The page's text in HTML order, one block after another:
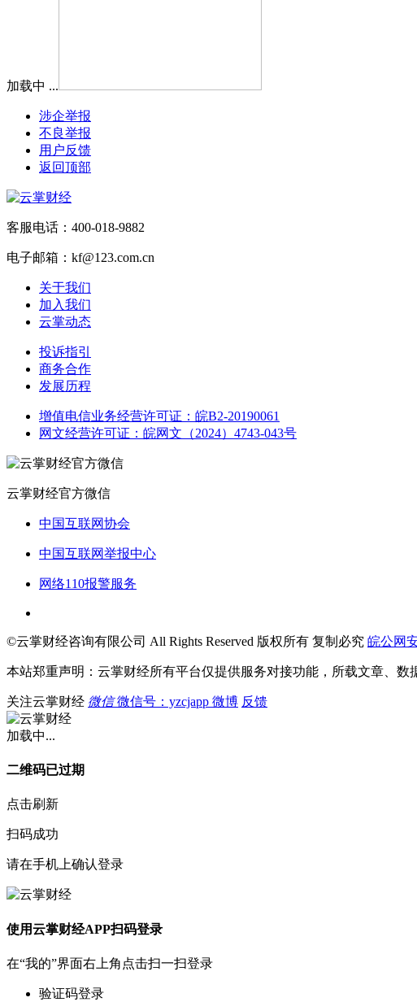
加载中 ...
涉企举报
不良举报
用户反馈
返回顶部
客服电话：400-018-9882
电子邮箱：kf@123.com.cn
关于我们
加入我们
云掌动态
投诉指引
商务合作
发展历程
增值电信业务经营许可证：皖B2-20190061
网文经营许可证：皖网文（2024）4743-043号
云掌财经官方微信
中国互联网协会
中国互联网举报中心
网络110报警服务
©云掌财经咨询有限公司 All Rights Reserved 版权所有 复制必究 皖公网
本站郑重声明：云掌财经所有平台仅提供服务对接功能，所载文章、
关注云掌财经 微信 微信号：yzcjapp 微博 反馈
加载中...
二维码已过期
点击刷新
扫码成功
请在手机上确认登录
使用云掌财经APP扫码登录
在“我的”界面右上角点击扫一扫登录
验证码登录